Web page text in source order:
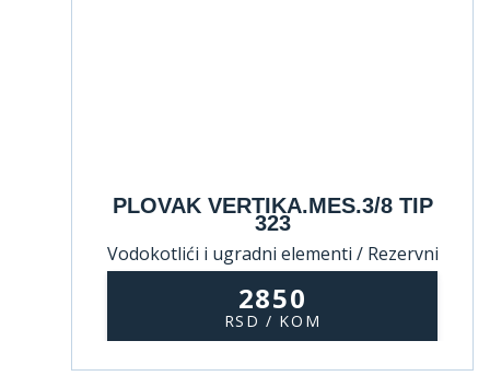
PLOVAK VERTIKA.MES.3/8 TIP
323
Vodokotlići i ugradni elementi / Rezervni
2850
RSD / KOM